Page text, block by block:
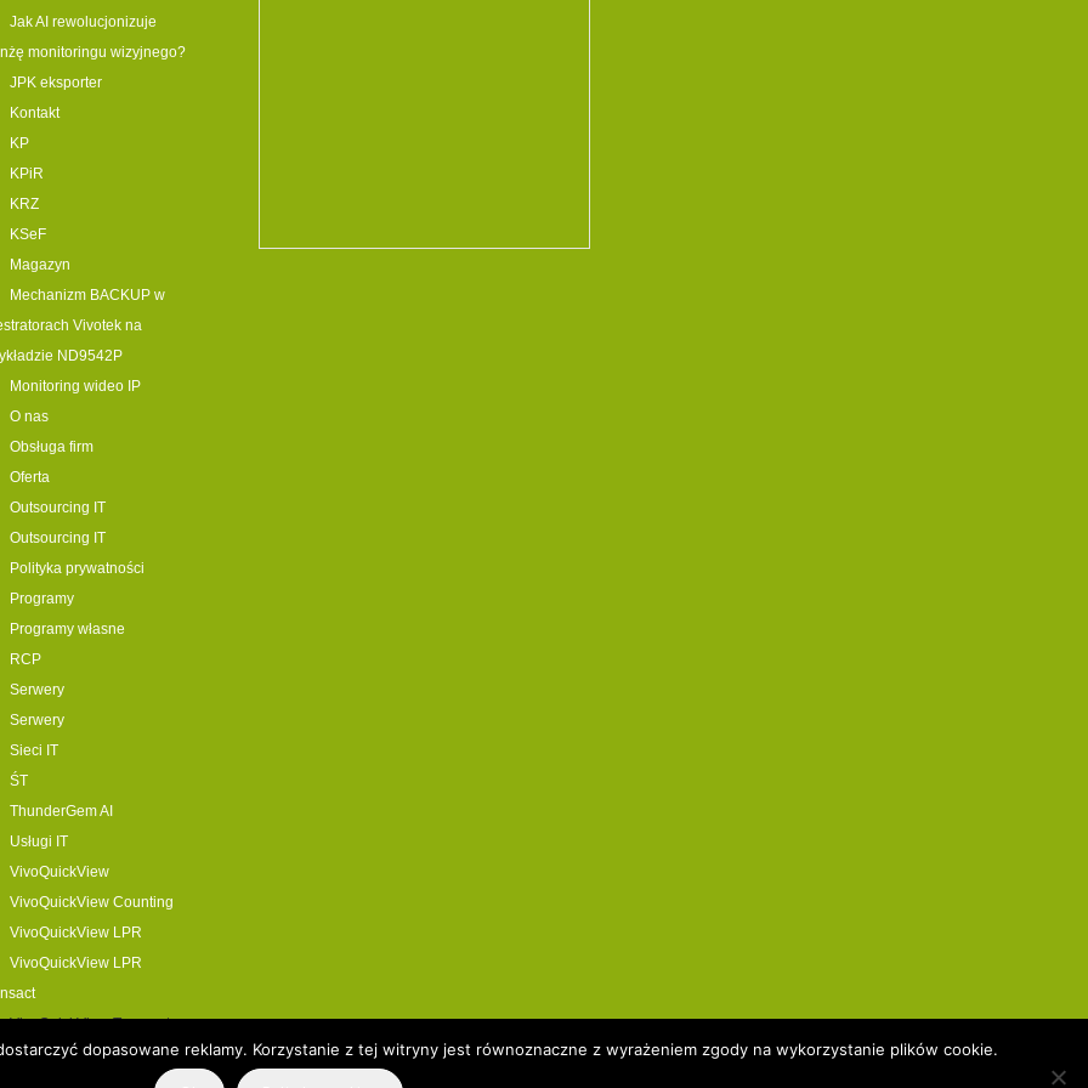
Jak AI rewolucjonizuje
monitoringu wizyjnego?
JPK eksporter
Kontakt
KP
KPiR
KRZ
KSeF
Magazyn
Mechanizm BACKUP w
Vivotek na
ND9542P
Monitoring wideo IP
O nas
Obsługa firm
Oferta
Outsourcing IT
Outsourcing IT
Polityka prywatności
Programy
Programy własne
RCP
Serwery
Serwery
Sieci IT
ŚT
ThunderGem AI
Usługi IT
VivoQuickView
VivoQuickView Counting
VivoQuickView LPR
VivoQuickView LPR
VivoQuickView Transact
dopasowane reklamy. Korzystanie z tej witryny jest równoznaczne z wyrażeniem zgody na wykorzystanie plików cookie.